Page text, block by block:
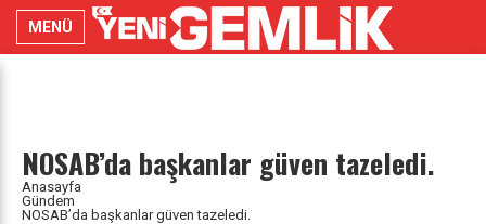
MENÜ
NOSAB’da başkanlar güven tazeledi.
Anasayfa
Gündem
NOSAB’da başkanlar güven tazeledi.